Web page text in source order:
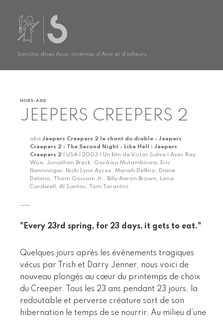
Sancho does Asia, cinémas d'Asie et d'ailleurs
HORS-ASIE
JEEPERS CREEPERS 2
aka Jeepers Creepers 2 le chant du diable - Jeepers
Creepers 2 : The Second Night - Like Hell : Jeepers
Creepers 2 | USA | 2003 | Un film de Victor Salva | Avec Ray
Wise, Jonathan Breck, Garikayi Mutambirwa, Eric
Nenninnger, Nicki Lynn Aycox, Marieh Delfino, Diane
Delano, Thom Gossom Jr., Billy Aaron Brown, Lena
Cardwell, Al Santos, Tom Tarantini
"Every 23rd spring, for 23 days, it gets to eat."
Quelques jours après les évènements tragiques
vécus par Trish et Darry Jenner, nous voici de
nouveau plongés au cœur du printemps de choix
du Creeper. Tous les 23 ans pendant 23 jours, la
redoutable et perverse créature sort de son
hibernation le temps de se nourrir. Au milieu d’une